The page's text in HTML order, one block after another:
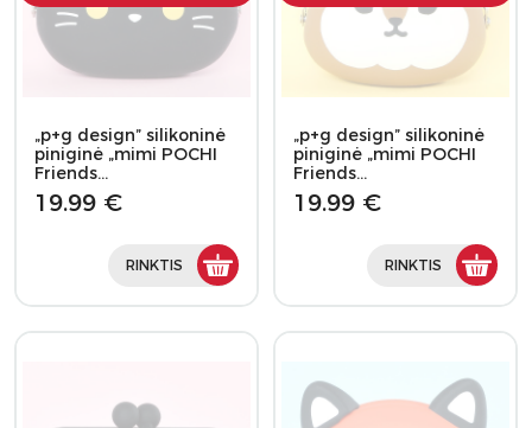
„p+g design” silikoninė
piniginė „mimi POCHI
Friends…
19.99 €
RINKTIS
„p+g design” silikoninė
piniginė „mimi POCHI
Friends…
19.99 €
RINKTIS